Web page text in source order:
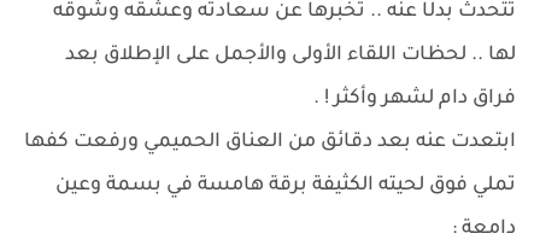
تتحدث بدلًا عنه .. تخبرها عن سعادته وعشقه وشوقه
لها .. لحظات اللقاء الأولى والأجمل على الإطلاق بعد
فراق دام لشهر وأكثر ! .
ابتعدت عنه بعد دقائق من العناق الحميمي ورفعت كفها
تملي فوق لحيته الكثيفة برقة هامسة في بسمة وعين
دامعة :